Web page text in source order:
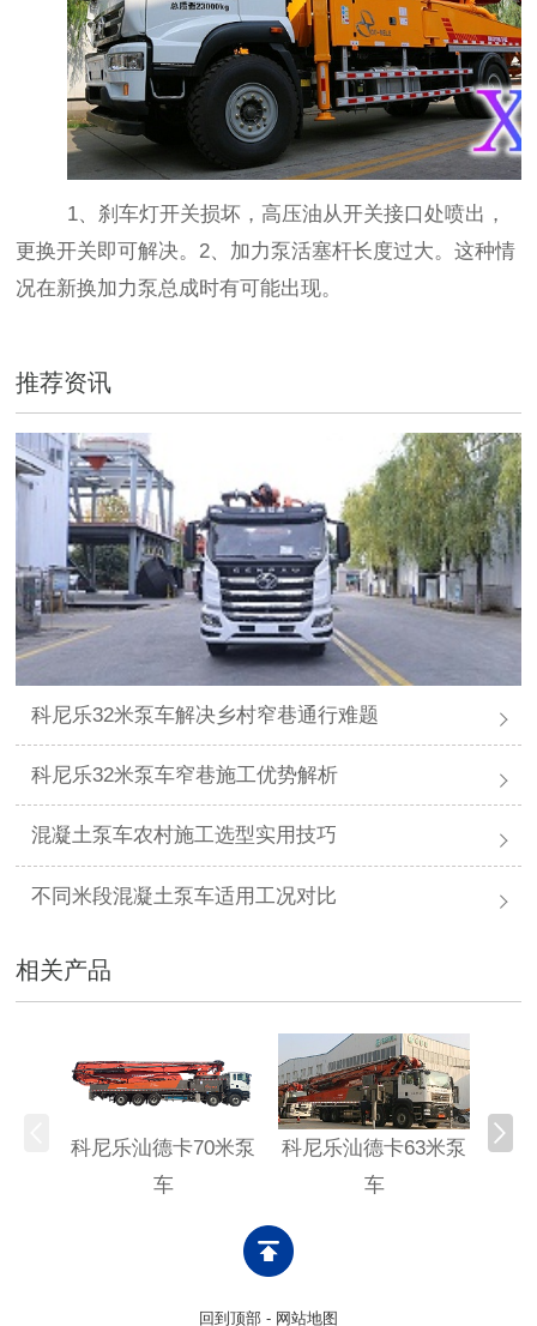
1、刹车灯开关损坏，高压油从开关接口处喷出，
更换开关即可解决。 2、加力泵活塞杆长度过大。这种情
况在新换加力泵总成时有可能出现。
推荐资讯
科尼乐32米泵车解决乡村窄巷通行难题
科尼乐32米泵车窄巷施工优势解析
混凝土泵车农村施工选型实用技巧
不同米段混凝土泵车适用工况对比
相关产品
科尼乐汕德卡70米泵
车
科尼乐汕德卡63米泵
车
科
回到顶部 - 网站地图